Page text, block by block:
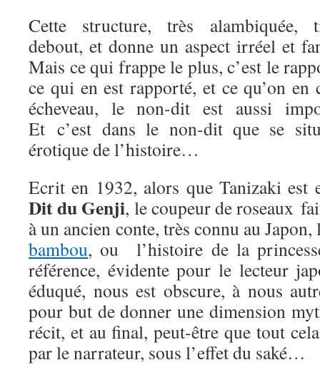
Cette structure, très alambiquée,
debout, et donne un aspect irréel et
Mais ce qui frappe le plus, c’est le
ce qui en est rapporté, et ce qu’on
écheveau, le non-dit est aussi
Et c’est dans le non-dit que se
érotique de l’histoire…
Ecrit en 1932, alors que Tanizaki est
Dit du Genji, le coupeur de roseaux
à un ancien conte, très connu au
bambou, ou l’histoire de la
référence, évidente pour le lecteur
éduqué, nous est obscure, à nous
pour but de donner une dimension
récit, et au final, peut-être que tout
par le narrateur, sous l’effet du saké…